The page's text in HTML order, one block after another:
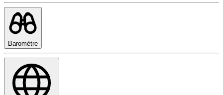
Baromètre